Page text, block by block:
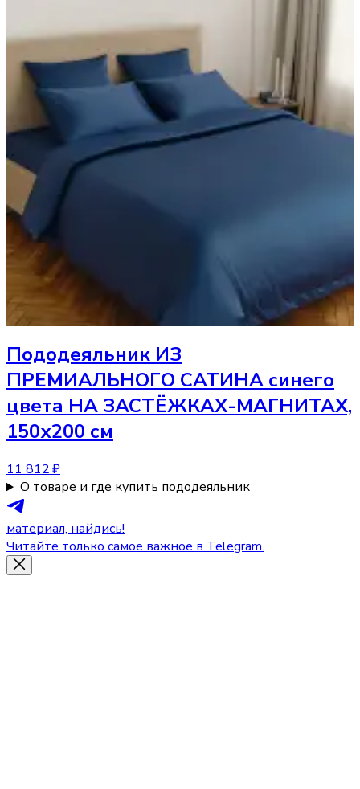
Пододеяльник ИЗ
ПРЕМИАЛЬНОГО САТИНА синего
цвета НА ЗАСТЁЖКАХ-МАГНИТАХ,
150х200 см
11 812 ₽
О товаре и где купить пододеяльник
материал, найдись!
Читайте только самое важное в Telegram.